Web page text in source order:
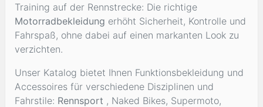
Training auf der Rennstrecke: Die richtige
Motorradbekleidung erhöht Sicherheit, Kontrolle und
Fahrspaß, ohne dabei auf einen markanten Look zu
verzichten.
Unser Katalog bietet Ihnen Funktionsbekleidung und
Accessoires für verschiedene Disziplinen und
Fahrstile: Rennsport , Naked Bikes, Supermoto,